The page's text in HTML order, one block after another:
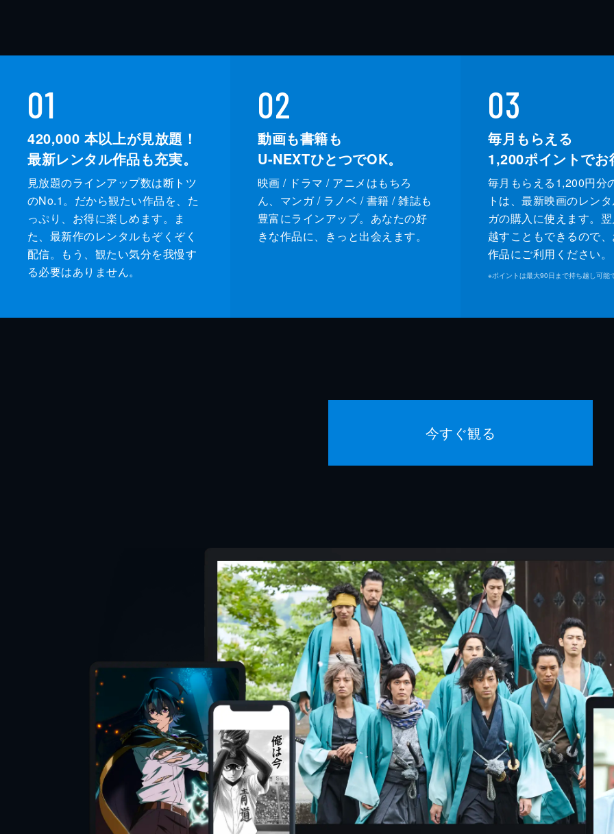
01
420,000 本以上が見放題！
最新レンタル作品も充実。
見放題のラインアップ数は断トツ
のNo.1。だから観たい作品を、た
っぷり、お得に楽しめます。ま
た、最新作のレンタルもぞくぞく
配信。もう、観たい気分を我慢す
る必要はありません。
02
動画も書籍も
U-NEXTひとつでOK。
映画 / ドラマ / アニメはもちろ
ん、マンガ / ラノベ / 書籍 / 雑誌も
豊富にラインアップ。あなたの好
きな作品に、きっと出会えます。
03
毎月もらえる
1,200ポイントでお
毎月もらえる1,200円分
トは、最新映画のレン
ガの購入に使えます。
越すこともできるので
作品にご利用ください。
※ポイントは最大90日まで持ち越し可能
今すぐ観る